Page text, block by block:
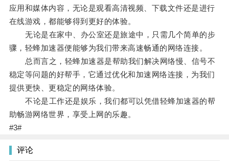
应用和媒体内容，无论是观看高清视频、下载文件还是进行
在线游戏，都能够得到更好的体验。
无论是在家中、办公室还是旅途中，只需几个简单的步
骤，轻蜂加速器便能够为我们带来高速畅通的网络连接。
总而言之，轻蜂加速器是帮助我们解决网络慢、信号不
稳定等问题的好帮手，它通过优化和加速网络连接，为我们
提供更快、更稳定的网络体验。
不论是工作还是娱乐，我们都可以凭借轻蜂加速器的帮
助畅游网络世界，享受上网的乐趣。
#3#
评论